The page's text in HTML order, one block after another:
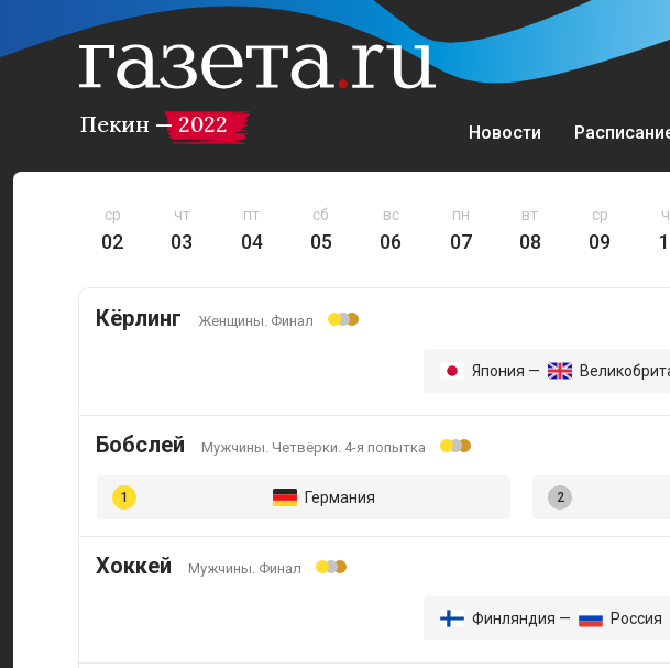
Пекин — 2022 Новости
ср
02
чт
03
пт
04
сб
05
вс
06
пн
07
вт
08
ср
09
Кёрлинг Женщины. Финал
Япония —
Бобслей Мужчины. Четвёрки. 4-я попытка
Германия
Хоккей Мужчины. Финал
Финляндия — Россия